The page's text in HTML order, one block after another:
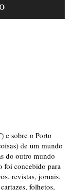
e sobre o Porto
de um mundo
do outro mundo
foi concebido para
revistas, jornais,
folhetos,